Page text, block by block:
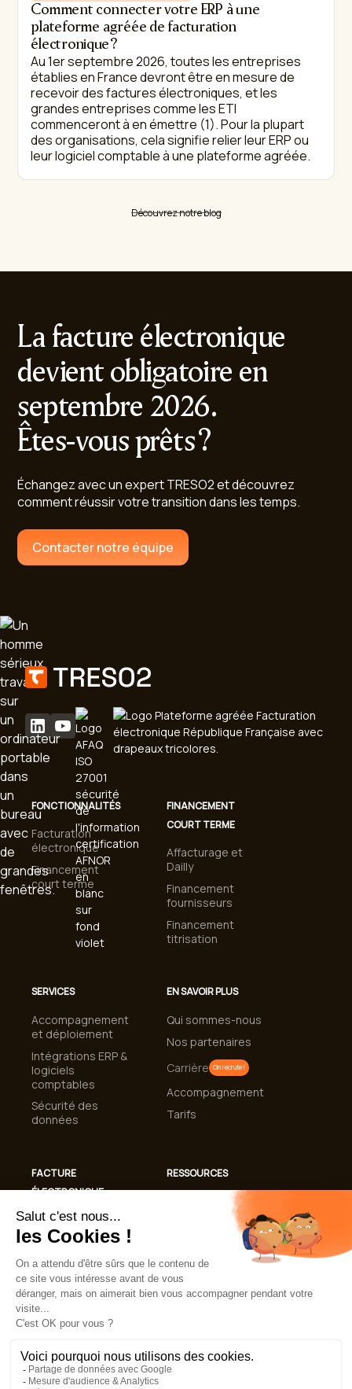
Comment connecter votre ERP à une
plateforme agréée de facturation
électronique ?
Au 1er septembre 2026, toutes les entreprises
établies en France devront être en mesure de
recevoir des factures électroniques, et les
grandes entreprises comme les ETI
commenceront à en émettre (1). Pour la plupart
des organisations, cela signifie relier leur ERP ou
leur logiciel comptable à une plateforme agréée.
Découvrez notre blog
La facture électronique
devient obligatoire en
septembre 2026.
Êtes-vous prêts ?
Échangez avec un expert TRESO2 et découvrez
comment réussir votre transition dans les temps.
Contacter notre équipe
FONCTIONNALITÉS
Facturation
électronique
Financement
court terme
SERVICES
Accompagnement
et déploiement
Intégrations ERP &
logiciels
comptables
Sécurité des
données
FACTURE
ÉLECTRONIQUE
Conformité
Facturation
Automatisation de
la gestion des
factures
FINANCEMENT
COURT TERME
Affacturage et
Dailly
Financement
fournisseurs
Financement
titrisation
EN SAVOIR PLUS
Qui sommes-nous
Nos partenaires
Carrière On recrute !
Accompagnement
Tarifs
RESSOURCES
Guides et livres
blancs
Lexique
Mentions légalesCGUPolitique de confidentialité
Politique de cookies